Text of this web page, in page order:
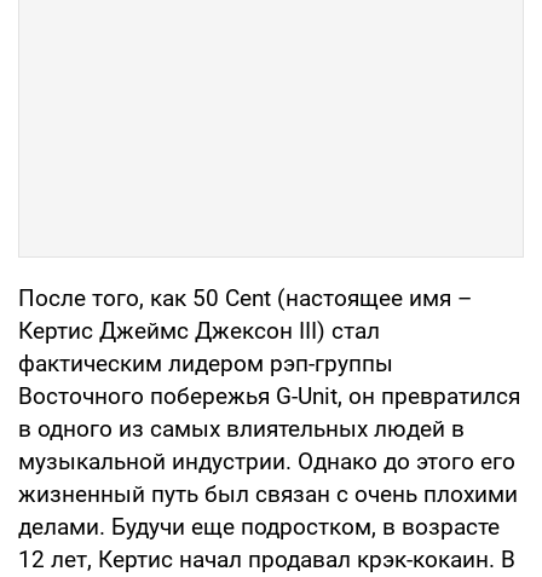
После того, как 50 Cent (настоящее имя –
Кертис Джеймс Джексон III) стал
фактическим лидером рэп-группы
Восточного побережья G-Unit, он превратился
в одного из самых влиятельных людей в
музыкальной индустрии. Однако до этого его
жизненный путь был связан с очень плохими
делами. Будучи еще подростком, в возрасте
12 лет, Кертис начал продавал крэк-кокаин. В